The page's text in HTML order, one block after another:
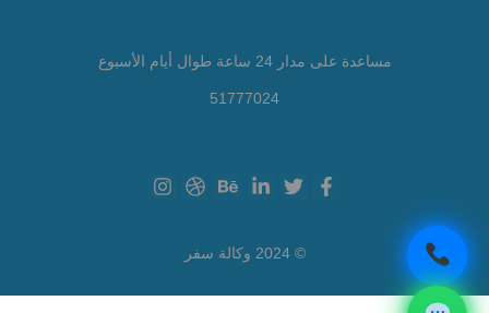
مساعدة على مدار 24 ساعة طوال أيام الأسبوع
51777024
© 2024 وكالة سفر